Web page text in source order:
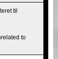
til
to